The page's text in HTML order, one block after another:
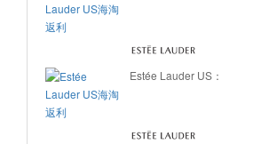
Estée Lauder US：